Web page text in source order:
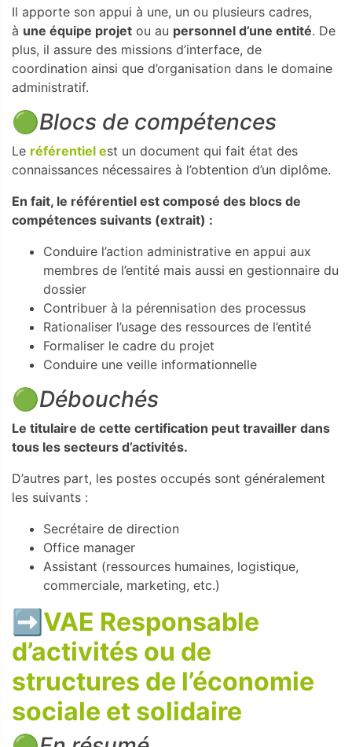
Il apporte son appui à une, un ou plusieurs cadres,
à une équipe projet ou au personnel d’une entité. De
plus, il assure des missions d’interface, de
coordination ainsi que d’organisation dans le domaine
administratif.
🟢Blocs de compétences
Le référentiel est un document qui fait état des
connaissances nécessaires à l’obtention d’un diplôme.
En fait, le référentiel est composé des blocs de
compétences suivants (extrait) :
Conduire l’action administrative en appui aux
membres de l’entité mais aussi en gestionnaire du
dossier
Contribuer à la pérennisation des processus
Rationaliser l’usage des ressources de l’entité
Formaliser le cadre du projet
Conduire une veille informationnelle
🟢Débouchés
Le titulaire de cette certification peut travailler dans
tous les secteurs d’activités.
D’autres part, les postes occupés sont généralement
les suivants :
Secrétaire de direction
Office manager
Assistant (ressources humaines, logistique,
commerciale, marketing, etc.)
➡️ VAE Responsable
d’activités ou de
structures de l’économie
sociale et solidaire